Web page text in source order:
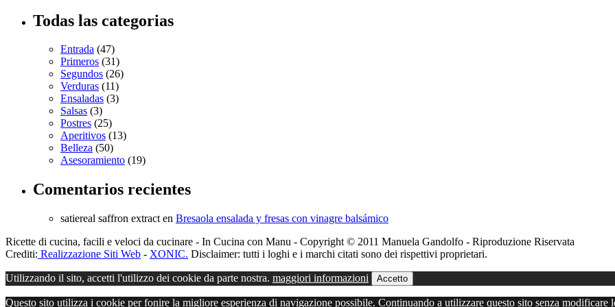
Todas las categorias
Entrada (47)
Primeros (31)
Segundos (26)
Verduras (11)
Ensaladas (3)
Salsas (3)
Postres (25)
Aperitivos (13)
Belleza (50)
Asesoramiento (19)
Comentarios recientes
satiereal saffron extract en Bresaola ensalada y fresas con vinagre balsámico
Ricette di cucina, facili e veloci da cucinare - In Cucina con Manu - Copyright © 2011 Manuela Gandolfo - Riproduzione Riservata
Crediti: Realizzazione Siti Web - XONIC. Disclaimer: tutti i loghi e i marchi citati sono dei rispettivi proprietari.
Utilizzando il sito, accetti l'utilizzo dei cookie da parte nostra. maggiori informazioni Accetto
Questo sito utilizza i cookie per fonire la migliore esperienza di navigazione possibile. Continuando a utilizzare questo sito senza